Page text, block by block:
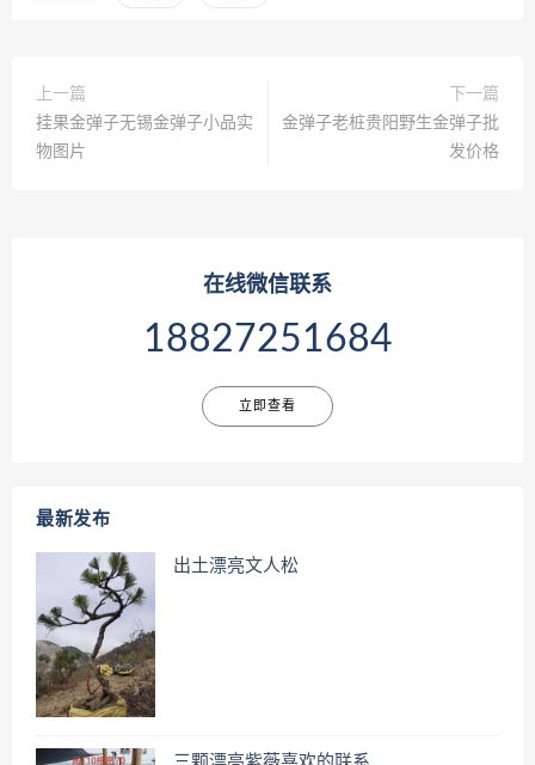
上一篇
挂果金弹子无锡金弹子小品实
物图片
下一篇
金弹子老桩贵阳野生金弹子批
发价格
在线微信联系
18827251684
立即查看
最新发布
出土漂亮文人松